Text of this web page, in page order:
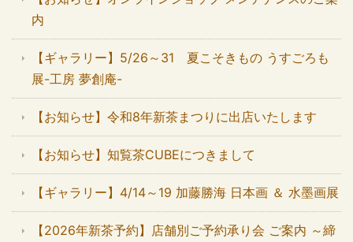
内
【ギャラリー】5/26～31 夏こそきもの うすごろも
展-工房 夢創庵-
【お知らせ】令和8年新茶まつりに出店いたします
【お知らせ】知覧茶CUBEにつきまして
【ギャラリー】4/14～19 加藤勝海 日本画 ＆ 水墨画展
【2026年新茶予約】店舗別ご予約承り会 ご案内 ～締